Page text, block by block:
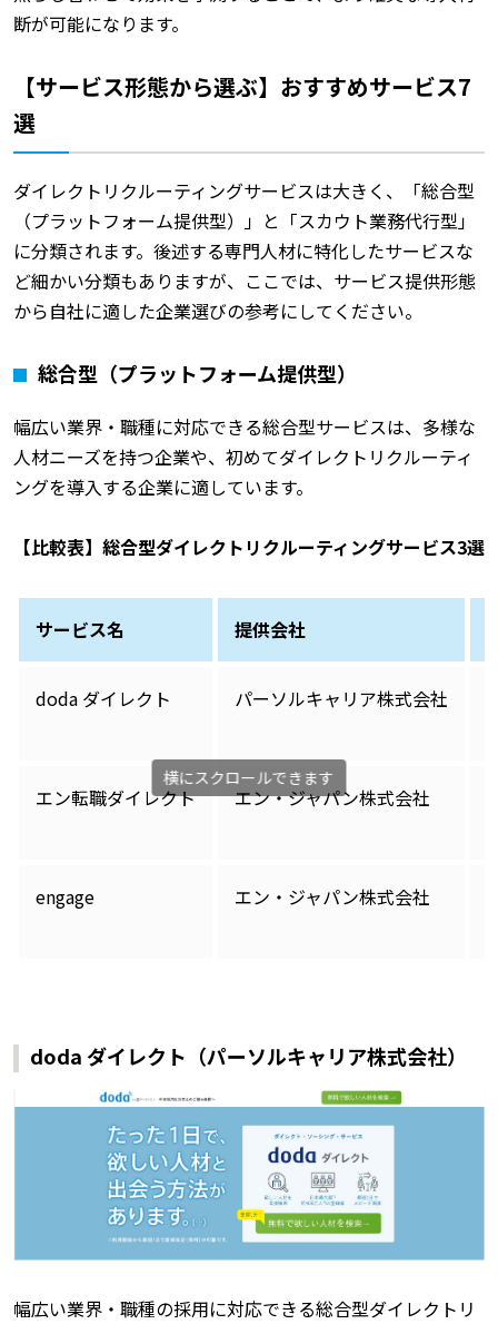
断が可能になります。
【サービス形態から選ぶ】おすすめサービス7
選
ダイレクトリクルーティングサービスは大きく、「総合型
（プラットフォーム提供型）」と「スカウト業務代行型」
に分類されます。後述する専門人材に特化したサービスな
ど細かい分類もありますが、ここでは、サービス提供形態
から自社に適した企業選びの参考にしてください。
総合型（プラットフォーム提供型）
幅広い業界・職種に対応できる総合型サービスは、多様な
人材ニーズを持つ企業や、初めてダイレクトリクルーティ
ングを導入する企業に適しています。
【比較表】総合型ダイレクトリクルーティングサービス3選
サービス名 提供会社
doda ダイレクト パーソルキャリア株式会社
エン転職ダイレクト エン・ジャパン株式会社
engage エン・ジャパン株式会社
doda ダイレクト（パーソルキャリア株式会社）
幅広い業界・職種の採用に対応できる総合型ダイレクトリ